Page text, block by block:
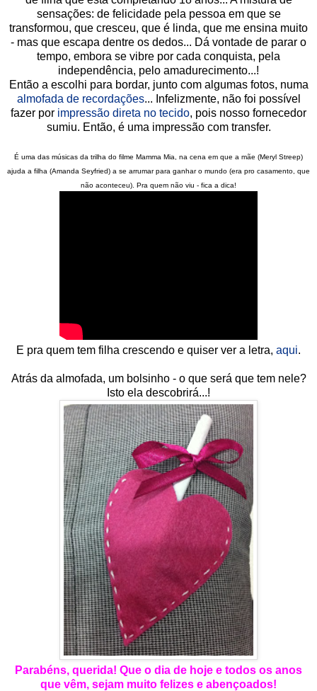
sensações: de felicidade pela pessoa em que se
transformou, que cresceu, que é linda, que me ensina muito
- mas que escapa dentre os dedos... Dá vontade de parar o
tempo, embora se vibre por cada conquista, pela
independência, pelo amadurecimento...!
Então a escolhi para bordar, junto com algumas fotos, numa
almofada de recordações... Infelizmente, não foi possível
fazer por impressão direta no tecido, pois nosso fornecedor
sumiu. Então, é uma impressão com transfer.
É uma das músicas da trilha do filme Mamma Mia, na cena em que a mãe (Meryl Streep)
ajuda a filha (Amanda Seyfried) a se arrumar para ganhar o mundo (era pro casamento, que
não aconteceu). Pra quem não viu - fica a dica!
E pra quem tem filha crescendo e quiser ver a letra, aqui.
Atrás da almofada, um bolsinho - o que será que tem nele?
Isto ela descobrirá...!
Parabéns, querida! Que o dia de hoje e todos os anos
que vêm, sejam muito felizes e abençoados!